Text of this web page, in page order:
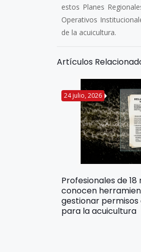
estos Planes
Operativos
de la acuicultura.
Artículos
24 julio, 2026
Profesionales de 18
conocen
gestionar
para la acuicultura